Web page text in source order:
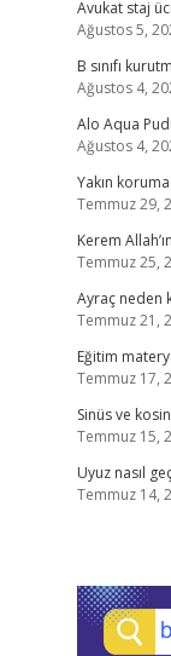
Avukat staj
Ağustos 5,
B sınıfı
Ağustos 4,
Alo Aqua
Ağustos 4,
Yakın
Temmuz 29,
Kerem
Temmuz 25,
Ayraç neden
Temmuz 21,
Eğitim
Temmuz 17,
Sinüs ve
Temmuz 15,
Uyuz nasıl
Temmuz 14,